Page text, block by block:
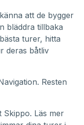
att de bygger
bläddra tillbaka
turer, hitta
deras båtliv
Resten
Skippo. Läs mer